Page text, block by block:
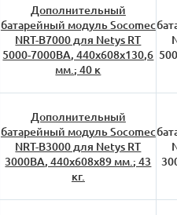
Дополнительный
батарейный модуль Socomec
NRT-B7000 для Netys RT
5000-7000ВА, 440х608х130,6
мм.; 40 к
Дополнительный
батарейный модуль Socomec
NRT-B3000 для Netys RT
3000ВА, 440х608х89 мм.; 43
кг.